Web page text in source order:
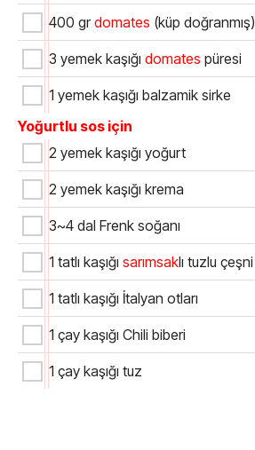
400 grdomates (küp doğranmış)
3 yemek kaşığı domates püresi
1 yemek kaşığı balzamik sirke
Yoğurtlu sos için
2 yemek kaşığı yoğurt
2 yemek kaşığı krema
3~4 dal Frenk soğanı
1 tatlı kaşığı sarımsaklı tuzlu çeşni
1 tatlı kaşığı İtalyan otları
1 çay kaşığı Chili biberi
1 çay kaşığı tuz